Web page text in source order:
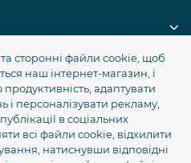
сторонні файли cookie, щоб
наш інтернет-магазин, і
адаптувати
і персоналізувати рекламу,
в соціальних
всі файли cookie, відхилити
натиснувши відповідні